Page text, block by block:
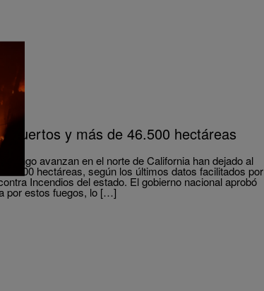
muertos y más de 46.500 hectáreas
avanzan en el norte de California han dejado al
hectáreas, según los últimos datos facilitados por
Incendios del estado. El gobierno nacional aprobó
por estos fuegos, lo […]